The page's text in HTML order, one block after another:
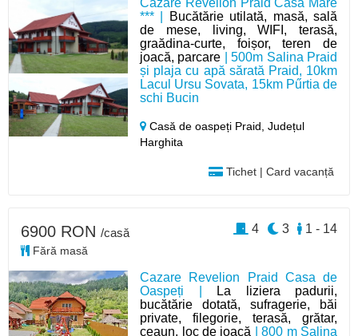
Cazare Revelion Praid Casa Mare
*** |
Bucătărie utilată, masă, sală
de mese, living, WIFI, terasă,
graădina-curte, foișor, teren de
joacă, parcare | 500m Salina Praid
și plaja cu apă sărată Praid, 10km
Lacul Ursu Sovata, 15km Pűrtia de
schi Bucin
Casă de oaspeți Praid,Județul
Harghita
Tichet | Card vacanță
Cazare Revelion Praid Casa de
Oaspeți |
La liziera padurii,
bucătărie dotată, sufragerie, băi
private, filegorie, terasă, grătar,
ceaun, loc de joacă | 800 m Salina
6900 RON /casă
Fără masă
1 - 14
3
4